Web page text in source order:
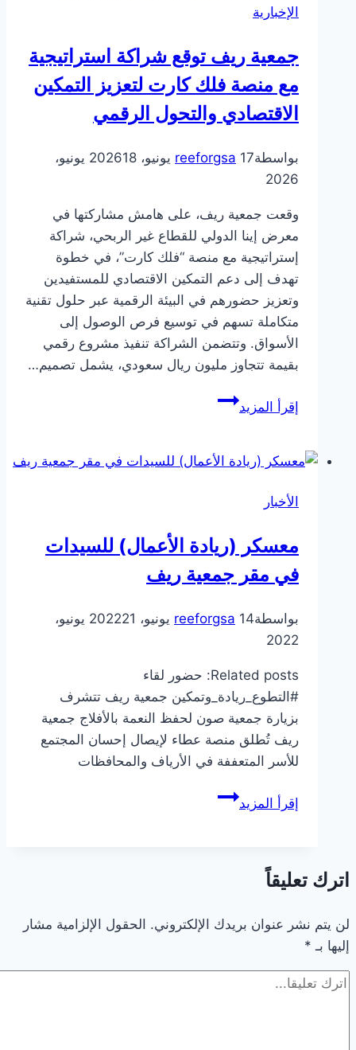
الإخبارية
جمعية ريف توقع شراكة استراتيجية
مع منصة فلك كارت لتعزيز التمكين
الاقتصادي والتحول الرقمي
بواسطة reeforgsa 17 يونيو، 2026
18 يونيو،
2026
وقعت جمعية ريف، على هامش مشاركتها في
معرض إينا الدولي للقطاع غير الربحي، شراكة
إستراتيجية مع منصة “فلك كارت”، في خطوة
تهدف إلى دعم التمكين الاقتصادي للمستفيدين
وتعزيز حضورهم في البيئة الرقمية عبر حلول تقنية
متكاملة تسهم في توسيع فرص الوصول إلى
الأسواق. وتتضمن الشراكة تنفيذ مشروع رقمي
بقيمة تتجاوز مليون ريال سعودي، يشمل تصميم…
إقرأ المزيد
الأخبار
معسكر (ريادة الأعمال) للسيدات
في مقر جمعية ريف
بواسطة reeforgsa 14 يونيو، 2022
21 يونيو،
2022
Related posts: حضور لقاء
#التطوع_ريادة_وتمكين جمعية ريف تتشرف
بزيارة جمعية صون لحفظ النعمة بالأفلاج جمعية
ريف تُطلق منصة عطاء لإيصال إحسان المجتمع
للأسر المتعففة في الأرياف والمحافظات
إقرأ المزيد
اترك تعليقاً
لن يتم نشر عنوان بريدك الإلكتروني. الحقول الإلزامية مشار
إليها بـ *